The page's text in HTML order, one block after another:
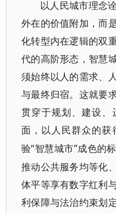
以人民城市理念
外在的价值附加，而
化转型内在逻辑的双
代的高阶形态，智慧
须始终以人的需求、
与最终归宿。这就要
贯穿于规划、建设、
面，以人民群众的获
验“智慧城市”成色的
推动公共服务均等化
体平等享有数字红利
利保障与法治约束划